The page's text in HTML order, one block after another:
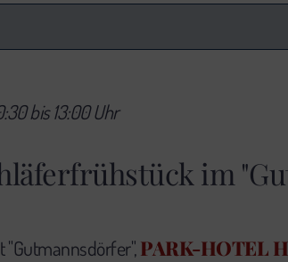
im
bis 13:00 Uhr
"Gutmannsdörfer",PARK-HOTEL